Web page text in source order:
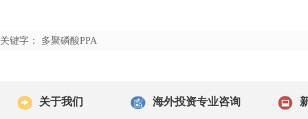
关键字： 多聚磷酸PPA
关于我们 海外投资专业咨询